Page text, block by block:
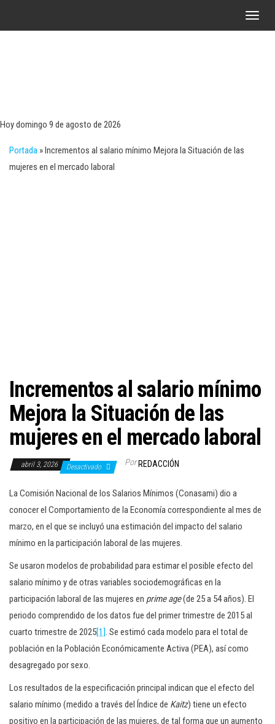
A
Hoy domingo 9 de agosto de 2026
Portada »Incrementos al salario mínimo Mejora la Situación de las
mujeres en el mercado laboral
Incrementos al salario mínimo
Mejora la Situación de las
mujeres en el mercado laboral
abril 3, 2026 Desactivado Por REDACCIÓN
La Comisión Nacional de los Salarios Mínimos (Conasami) dio a
conocer el Comportamiento de la Economía correspondiente al mes de
marzo, en el que se incluyó una estimación del impacto del salario
mínimo en la participación laboral de las mujeres.
Se usaron modelos de probabilidad para estimar el posible efecto del
salario mínimo y de otras variables sociodemográficas en la
participación laboral de las mujeres en prime age(de 25 a 54 años). El
periodo comprendido de los datos fue del primer trimestre de 2015 al
cuarto trimestre de 2025[1]. Se estimó cada modelo para el total de
población en la Población Económicamente Activa (PEA), así como
desagregado por sexo.
Los resultados de la especificación principal indican que el efecto del
salario mínimo (medido a través del Índice de Kaitz) tiene un efecto
positivo en la participación de las mujeres, de tal forma que un aumento